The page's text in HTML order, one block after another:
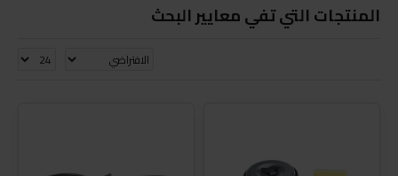
المنتجات التي تفي معايير البحث